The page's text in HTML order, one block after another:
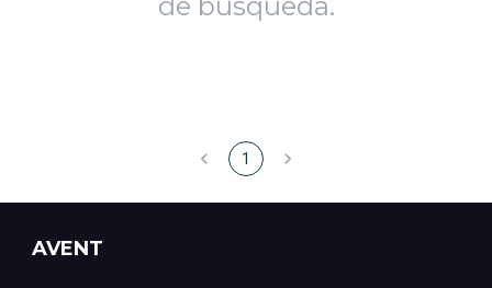
1
AVENT